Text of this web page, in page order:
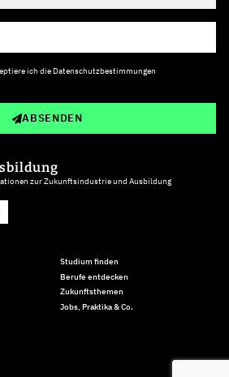
ich die Datenschutzbestimmungen
ABSENDEN
zur Zukunftsindustrie und Ausbildung
Studium finden
Berufe entdecken
Zukunftsthemen
Jobs, Praktika & Co.